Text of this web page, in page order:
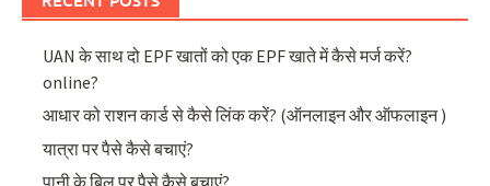
UAN के साथ दो EPF खातों को एक EPF खाते में कैसे मर्ज करें?
online?
आधार को राशन कार्ड से कैसे लिंक करें? (ऑनलाइन और ऑफलाइन )
यात्रा पर पैसे कैसे बचाएं?